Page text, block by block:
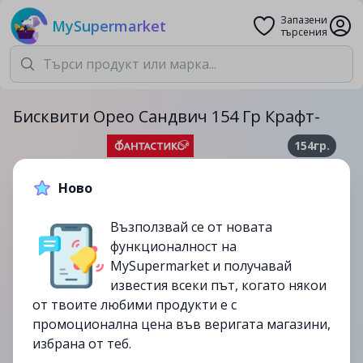
MySupermarket
Запазени
търсения
Бисквити Орео Сандвич 154 Гр Крафт-
154гр.
3.39лв.
19/09
Ново
Възползвай се от новата
функционалност на
MySupermarket и получавай
известия всеки път, когато някои
от твоите любими продукти е с
промоционална цена във веригата магазини,
избрана от теб.